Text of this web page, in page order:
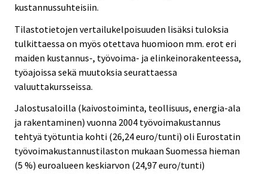
kustannussuhteisiin.
Tilastotietojen vertailukelpoisuuden lisäksi tuloksia
tulkittaessa on myös otettava huomioon mm. erot eri
maiden kustannus-, työvoima- ja elinkeinorakenteessa,
työajoissa sekä muutoksia seurattaessa
valuuttakursseissa.
Jalostusaloilla (kaivostoiminta, teollisuus, energia-ala
ja rakentaminen) vuonna 2004 työvoimakustannus
tehtyä työtuntia kohti (26,24 euro/tunti) oli Eurostatin
työvoimakustannustilaston mukaan Suomessa hieman
(5 %) euroalueen keskiarvon (24,97 euro/tunti)